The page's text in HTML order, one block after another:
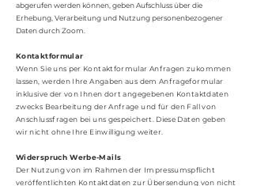
abgerufen werden können, geben Aufschluss über die
Erhebung, Verarbeitung und Nutzung personenbezogener
Daten durch Zoom.
Kontaktformular
Wenn Sie uns per Kontaktformular Anfragen zukommen
lassen, werden Ihre Angaben aus dem Anfrageformular
inklusive der von Ihnen dort angegebenen Kontaktdaten
zwecks Bearbeitung der Anfrage und für den Fall von
Anschlussfragen bei uns gespeichert. Diese Daten geben
wir nicht ohne Ihre Einwilligung weiter.
Widerspruch Werbe-Mails
Der Nutzung von im Rahmen der Impressumspflicht
veröffentlichten Kontaktdaten zur Übersendung von nicht